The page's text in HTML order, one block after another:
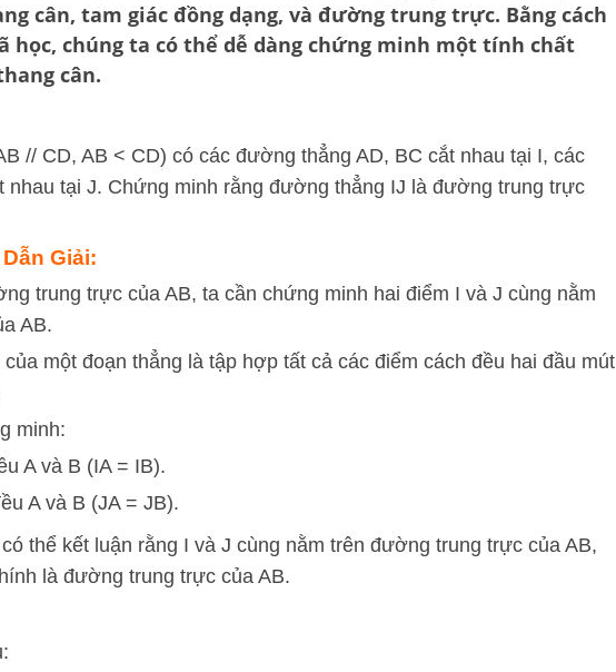
cân, tam giác đồng dạng, và đường trung trực. Bằng cách
học, chúng ta có thể dễ dàng chứng minh một tính chất
cân.
// CD, AB < CD) có các đường thẳng AD, BC cắt nhau tại I, các
nhau tại J. Chứng minh rằng đường thẳng IJ là đường trung trực
Giải:
trung trực của AB, ta cần chứng minh hai điểm I và J cùng nằm
AB.
của một đoạn thẳng là tập hợp tất cả các điểm cách đều hai đầu mút
minh:
A và B (IA = IB).
A và B (JA = JB).
thể kết luận rằng I và J cùng nằm trên đường trung trực của AB,
là đường trung trực của AB.